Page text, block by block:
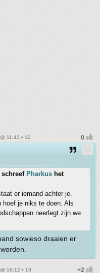
11:43 • 12
schreef Pharkus het
er iemand achter je.
je niks te doen. Als
neerlegt zijn we
sowieso draaien er
16:12 • 13